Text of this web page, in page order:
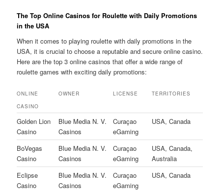
The Top Online Casinos for Roulette with Daily Promotions
in the USA
When it comes to playing roulette with daily promotions in the
USA, it is crucial to choose a reputable and secure online casino.
Here are the top 3 online casinos that offer a wide range of
roulette games with exciting daily promotions:
ONLINE
CASINO
OWNER LICENSE TERRITORIES
Golden Lion
Casino
Blue Media N. V.
Casinos
Curaçao
eGaming
USA, Canada
BoVegas
Casino
Blue Media N. V.
Casinos
Curaçao
eGaming
USA, Canada,
Australia
Eclipse
Casino
Blue Media N. V.
Casinos
Curaçao
eGaming
USA, Canada